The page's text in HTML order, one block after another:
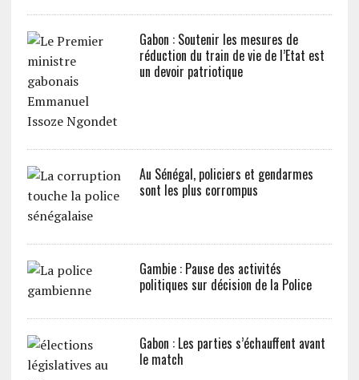
Gabon : Soutenir les mesures de
réduction du train de vie de l’Etat est
un devoir patriotique
Au Sénégal, policiers et gendarmes
sont les plus corrompus
Gambie : Pause des activités
politiques sur décision de la Police
Gabon : Les parties s’échauffent avant
le match